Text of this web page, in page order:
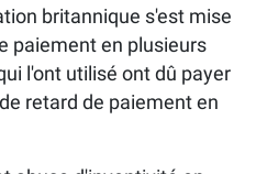
britannique s'est mise
paiement en plusieurs
l'ont utilisé ont dû payer
retard de paiement en